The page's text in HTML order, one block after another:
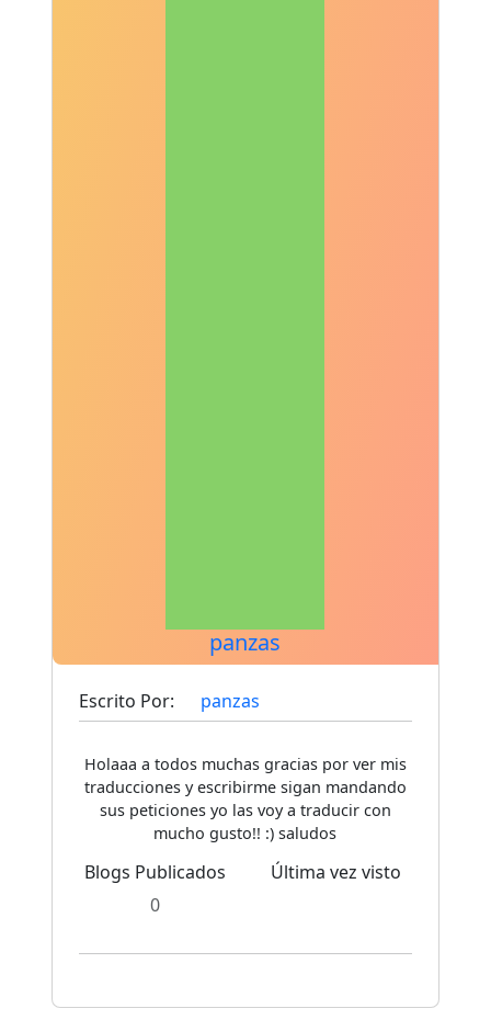
panzas
Escrito Por: panzas
Holaaa a todos muchas gracias por ver mis
traducciones y escribirme sigan mandando
sus peticiones yo las voy a traducir con
mucho gusto!! :) saludos
Blogs Publicados
0
Última vez visto